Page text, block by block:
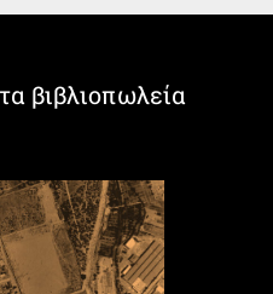
βιβλιοπωλεία